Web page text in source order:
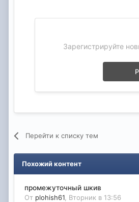
Зарегистрируйте
Перейти к списку тем
Похожий контент
промежуточный шкив
От plohish61 Вторник в 13:56